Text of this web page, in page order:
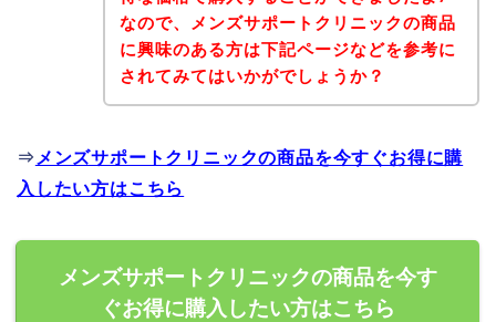
なので、メンズサポートクリニックの商品
に興味のある方は下記ページなどを参考に
されてみてはいかがでしょうか？
⇒ メンズサポートクリニックの商品を今すぐお得に購
入したい方はこちら
メンズサポートクリニックの商品を今す
ぐお得に購入したい方はこちら